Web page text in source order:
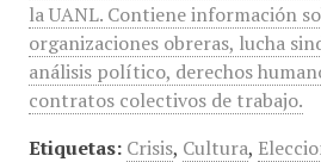
la UANL. Contiene información
organizaciones obreras, lucha
análisis político, derechos
contratos colectivos de trabajo.
Etiquetas: Crisis, Cultura,